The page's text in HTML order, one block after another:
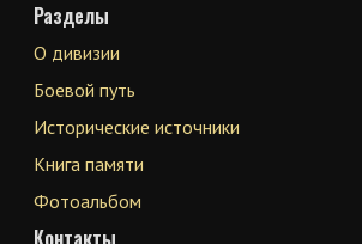
Разделы
О дивизии
Боевой путь
Исторические источники
Книга памяти
Фотоальбом
Контакты